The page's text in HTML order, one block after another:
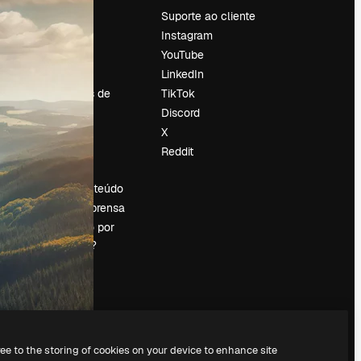
Sobre nós
Tendências de
pesquisa
Blog
Eventos
Slidesgo
Vender conteúdo
Sala de imprensa
Procurando por
magnific.ai?
Suporte ao cliente
Instagram
YouTube
LinkedIn
TikTok
Discord
X
Reddit
to the storing of cookies on your device to enhance site